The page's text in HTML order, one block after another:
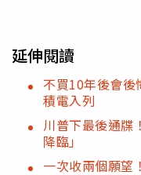
延伸閱讀
不買10年後會
積電入列
川普下最後通牒
降臨」
一次收兩個願望